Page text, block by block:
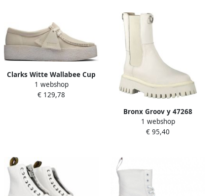
Clarks Witte Wallabee Cup
Moccasin Lifestyle Schoen
White Dames
1 webshop
€ 129,78
Bronx Groov y 47268
Chelsea boots Enkellaarsjes
Dames Wit
1 webshop
€ 95,40